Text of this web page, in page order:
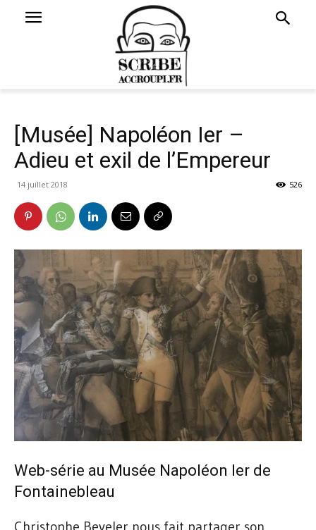
[Musée] Napoléon Ier –
Adieu et exil de l’Empereur
14 juillet 2018 526
Web-série au Musée Napoléon Ier de
Fontainebleau
Christophe Beyeler nous fait partager son